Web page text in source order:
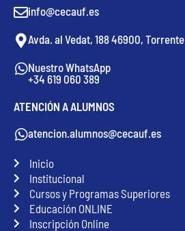
info@cecauf.es
Avda. al Vedat, 188 46900, Torrente
Nuestro WhatsApp
+34 619 060 389
ATENCIÓN A ALUMNOS
atencion.alumnos@cecauf.es
Inicio
Institucional
Cursos y Programas Superiores
Educación ONLINE
Inscripción Online